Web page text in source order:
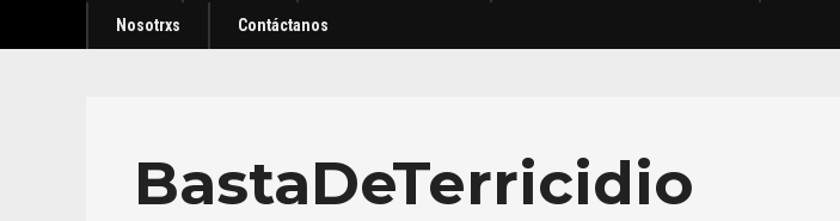
Nosotrxs Contáctanos
BastaDeTerricidio